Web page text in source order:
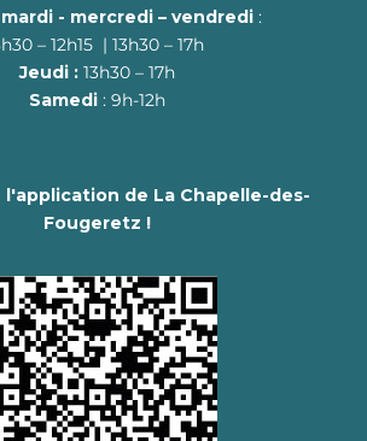
- mercredi – vendredi :
– 12h15 | 13h30 – 17h
Jeudi :13h30 – 17h
Samedi : 9h-12h
l'application de La Chapelle-des-
Fougeretz !